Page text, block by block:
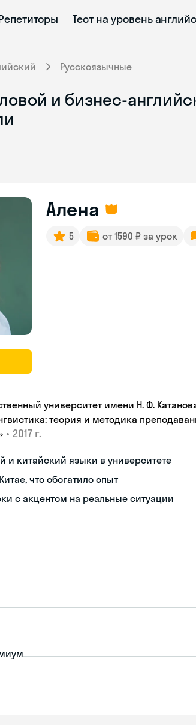
Тест на уровень
Русскоязычные
и бизнес-
Алена
5 от 1590 ₽ за урок
университет имени Н. Ф.
теория и методика
• 2017 г.
и китайский языки в университете
что обогатило опыт
с акцентом на реальные ситуации